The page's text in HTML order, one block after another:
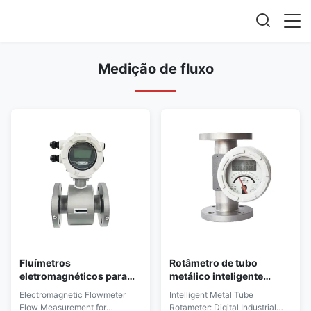
Medição de fluxo
Fluímetros
eletromagnéticos para
sistemas industriais de
fluidos / químicos /
Electromagnetic Flowmeter
Flow Measurement for
Rotâmetro de tubo
metálico inteligente
digital industrial de vazão
média, instrumento de
Intelligent Metal Tube
Rotameter: Digital Industrial